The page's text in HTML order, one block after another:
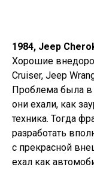
1984, Jeep
Хорошие
Cruiser, Jeep
Проблема была
они ехали, как
техника. Тогда
разработать
с прекрасной
ехал как